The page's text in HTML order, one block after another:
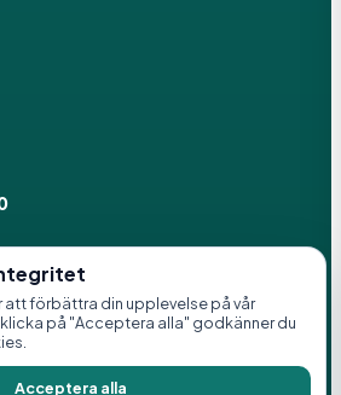
att förbättra din upplevelse på vår
på "Acceptera alla" godkänner du
Acceptera alla
21 Hedemora